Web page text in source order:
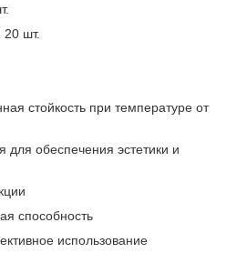
20 шт.
стойкость при температуре от
для обеспечения эстетики и
способность
использование